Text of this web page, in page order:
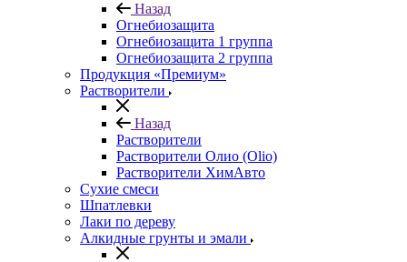
Назад
Огнебиозащита
Огнебиозащита 1 группа
Огнебиозащита 2 группа
Продукция «Премиум»
Растворители
Назад
Растворители
Растворители Олио (Olio)
Растворители ХимАвто
Сухие смеси
Шпатлевки
Лаки по дереву
Алкидные грунты и эмали